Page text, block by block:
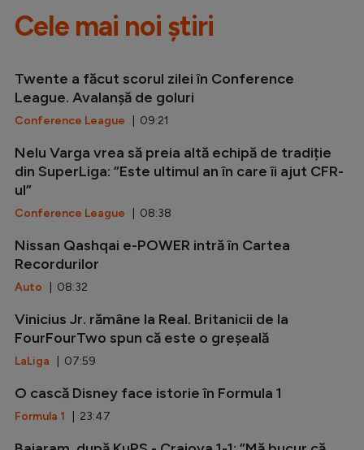
Cele mai noi știri
Twente a făcut scorul zilei în Conference
League. Avalanșă de goluri
Conference League | 09:21
Nelu Varga vrea să preia altă echipă de tradiție
din SuperLiga: ”Este ultimul an în care îi ajut CFR-
ul”
Conference League | 08:38
Nissan Qashqai e-POWER intră în Cartea
Recordurilor
Auto | 08:32
Vinicius Jr. rămâne la Real. Britanicii de la
FourFourTwo spun că este o greșeală
LaLiga | 07:59
O cască Disney face istorie în Formula 1
Formula 1 | 23:47